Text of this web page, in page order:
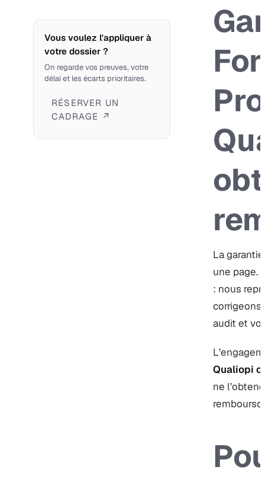
Vous voulez l'appliquer à
votre dossier ?
On regarde vos preuves, votre
délai et les écarts prioritaires.
RÉSERVER UN
CADRAGE ↗
La
une page.
: nous
corrigeons
audit et
Qualiopi
ne